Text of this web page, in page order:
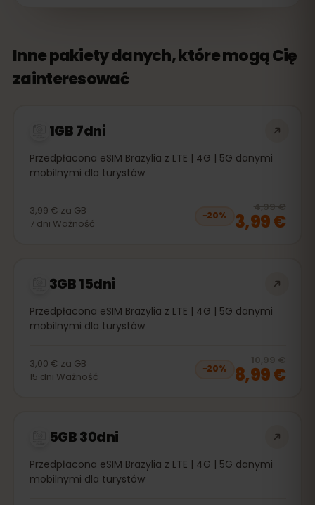
Inne pakiety danych, które mogą Cię
zainteresować
1GB 7dni
Przedpłacona eSIM Brazylia z LTE | 4G | 5G danymi
mobilnymi dla turystów
3,99 € za GB
7 dni Ważność
−20%
4,99 €
3,99 €
3GB 15dni
Przedpłacona eSIM Brazylia z LTE | 4G | 5G danymi
mobilnymi dla turystów
3,00 € za GB
15 dni Ważność
−20%
10,99 €
8,99 €
5GB 30dni
Przedpłacona eSIM Brazylia z LTE | 4G | 5G danymi
mobilnymi dla turystów